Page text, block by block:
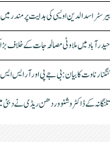
بیرسٹر اسدالدین اویسی کی ہدایت پر مندر
حیدرآباد میں ملاوٹی مصالحہ جات کے خلاف بڑا کریک ڈاؤن، 25 ٹن سے
کنگنا رناوت کا بیان: بی جے پی اور آر ایس
تلنگانہ کے ڈاکٹر وشنو وردھن ریڈی نے